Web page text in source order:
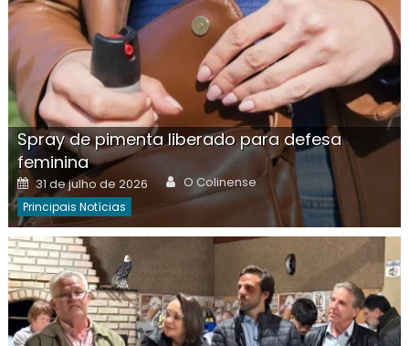
Spray de pimenta liberado para defesa
feminina
Posted
on
31 de julho de 2026 Author
O Colinense
Principais Notícias